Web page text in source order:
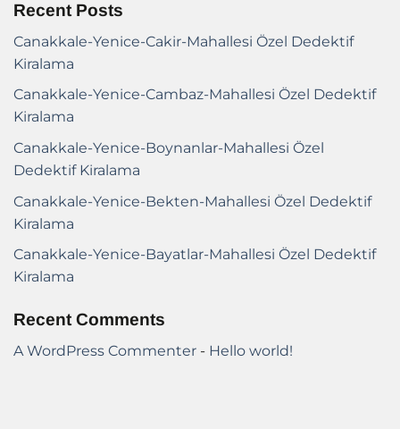
Recent Posts
Canakkale-Yenice-Cakir-Mahallesi Özel Dedektif
Kiralama
Canakkale-Yenice-Cambaz-Mahallesi Özel Dedektif
Kiralama
Canakkale-Yenice-Boynanlar-Mahallesi Özel
Dedektif Kiralama
Canakkale-Yenice-Bekten-Mahallesi Özel Dedektif
Kiralama
Canakkale-Yenice-Bayatlar-Mahallesi Özel Dedektif
Kiralama
Recent Comments
A WordPress Commenter - Hello world!